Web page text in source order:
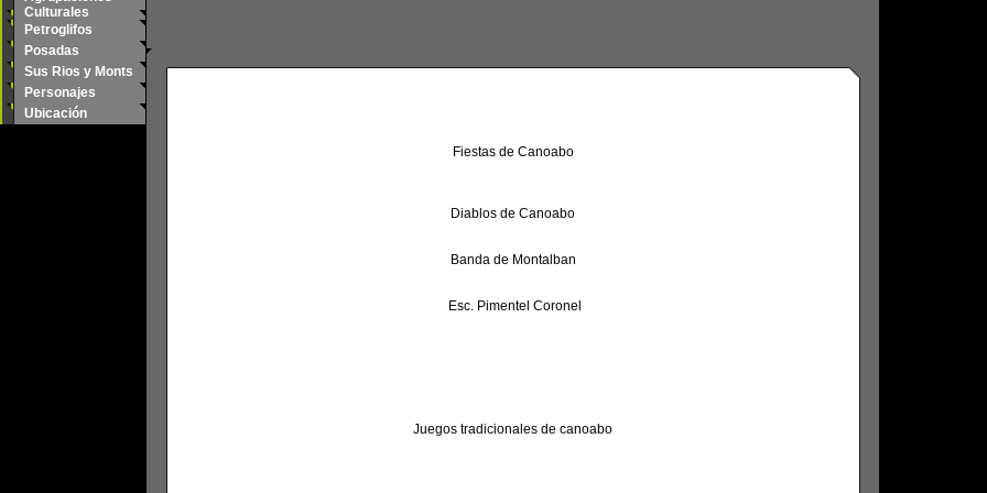
Culturales
Petroglifos
Posadas
Sus Rios y Monts
Personajes
Ubicación
Fiestas de Canoabo
Diablos de Canoabo
Banda de Montalban
Esc. Pimentel Coronel
Juegos tradicionales de canoabo